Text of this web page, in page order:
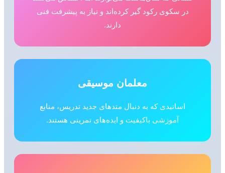
در سکوی رکود گیر کرده‌اند و نیاز به پیشرفت فنی
دارند.
معلمان موسیقی
اساتیدی که به دنبال متدهای جدید تدریس، منابع
آموزشی باکیفیت و ایده‌های تمرینی هستند.